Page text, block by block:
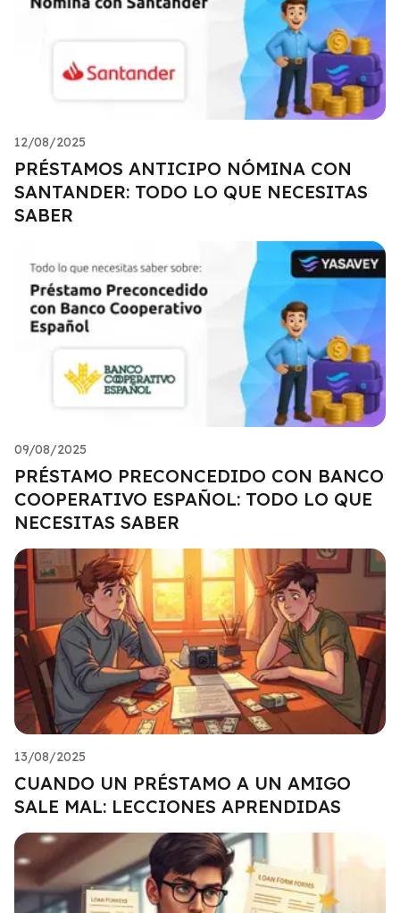
12/08/2025
PRÉSTAMOS ANTICIPO NÓMINA CON
SANTANDER: TODO LO QUE NECESITAS
SABER
09/08/2025
PRÉSTAMO PRECONCEDIDO CON BANCO
COOPERATIVO ESPAÑOL: TODO LO QUE
NECESITAS SABER
13/08/2025
CUANDO UN PRÉSTAMO A UN AMIGO
SALE MAL: LECCIONES APRENDIDAS